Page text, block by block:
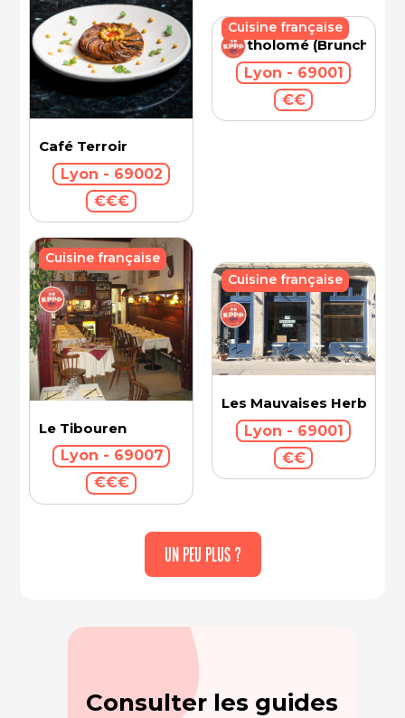
Café Terroir
Lyon - 69002
€€€
Bartholomé (Brunch)
Lyon - 69001
€€
Cuisine française
Le Tibouren
Lyon - 69007
€€€
Cuisine française
Les Mauvaises Herbes
Lyon - 69001
€€
Cuisine française
UN PEU PLUS ?
Consulter les guides